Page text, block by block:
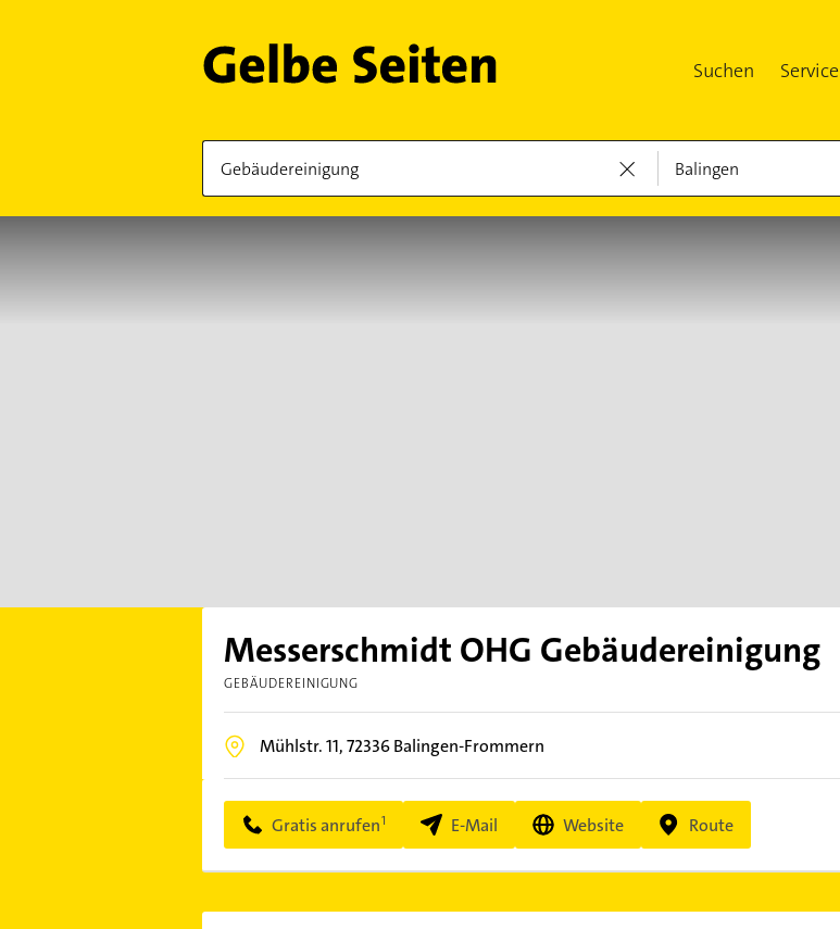
Suchen Service
Messerschmidt OHG Gebäudereinigung
GEBÄUDEREINIGUNG
Mühlstr. 11,72336Balingen-Frommern
Gratis anrufen E-Mail Website Route